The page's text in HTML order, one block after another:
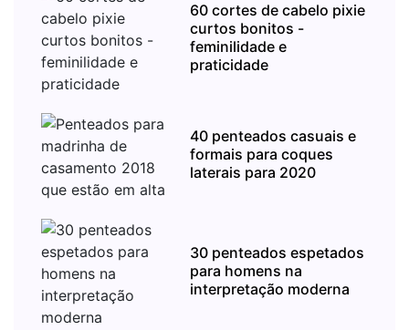
60 cortes de cabelo pixie
curtos bonitos -
feminilidade e
praticidade
40 penteados casuais e
formais para coques
laterais para 2020
30 penteados espetados
para homens na
interpretação moderna